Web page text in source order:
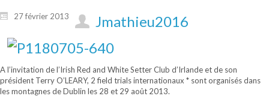
27 février 2013 Jmathieu2016
A l’invitation de l’Irish Red and White Setter Club d’Irlande et de son
président Terry O’LEARY, 2 field trials internationaux * sont organisés dans
les montagnes de Dublin les 28 et 29 août 2013.